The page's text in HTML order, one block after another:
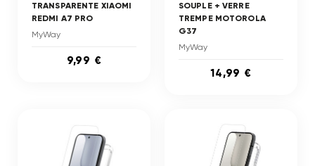
TRANSPARENTE XIAOMI
REDMI A7 PRO
MyWay
9,99 €
SOUPLE + VERRE
TREMPE MOTOROLA
G37
MyWay
14,99 €